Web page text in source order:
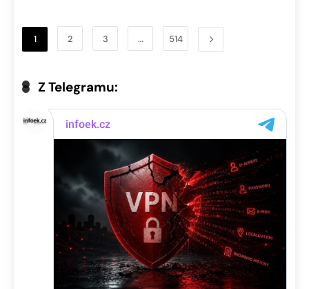
1 2 3 … 514
Z Telegramu: